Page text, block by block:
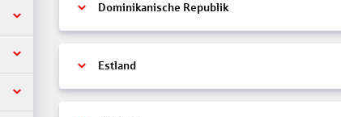
Dominikanische Republik
Estland